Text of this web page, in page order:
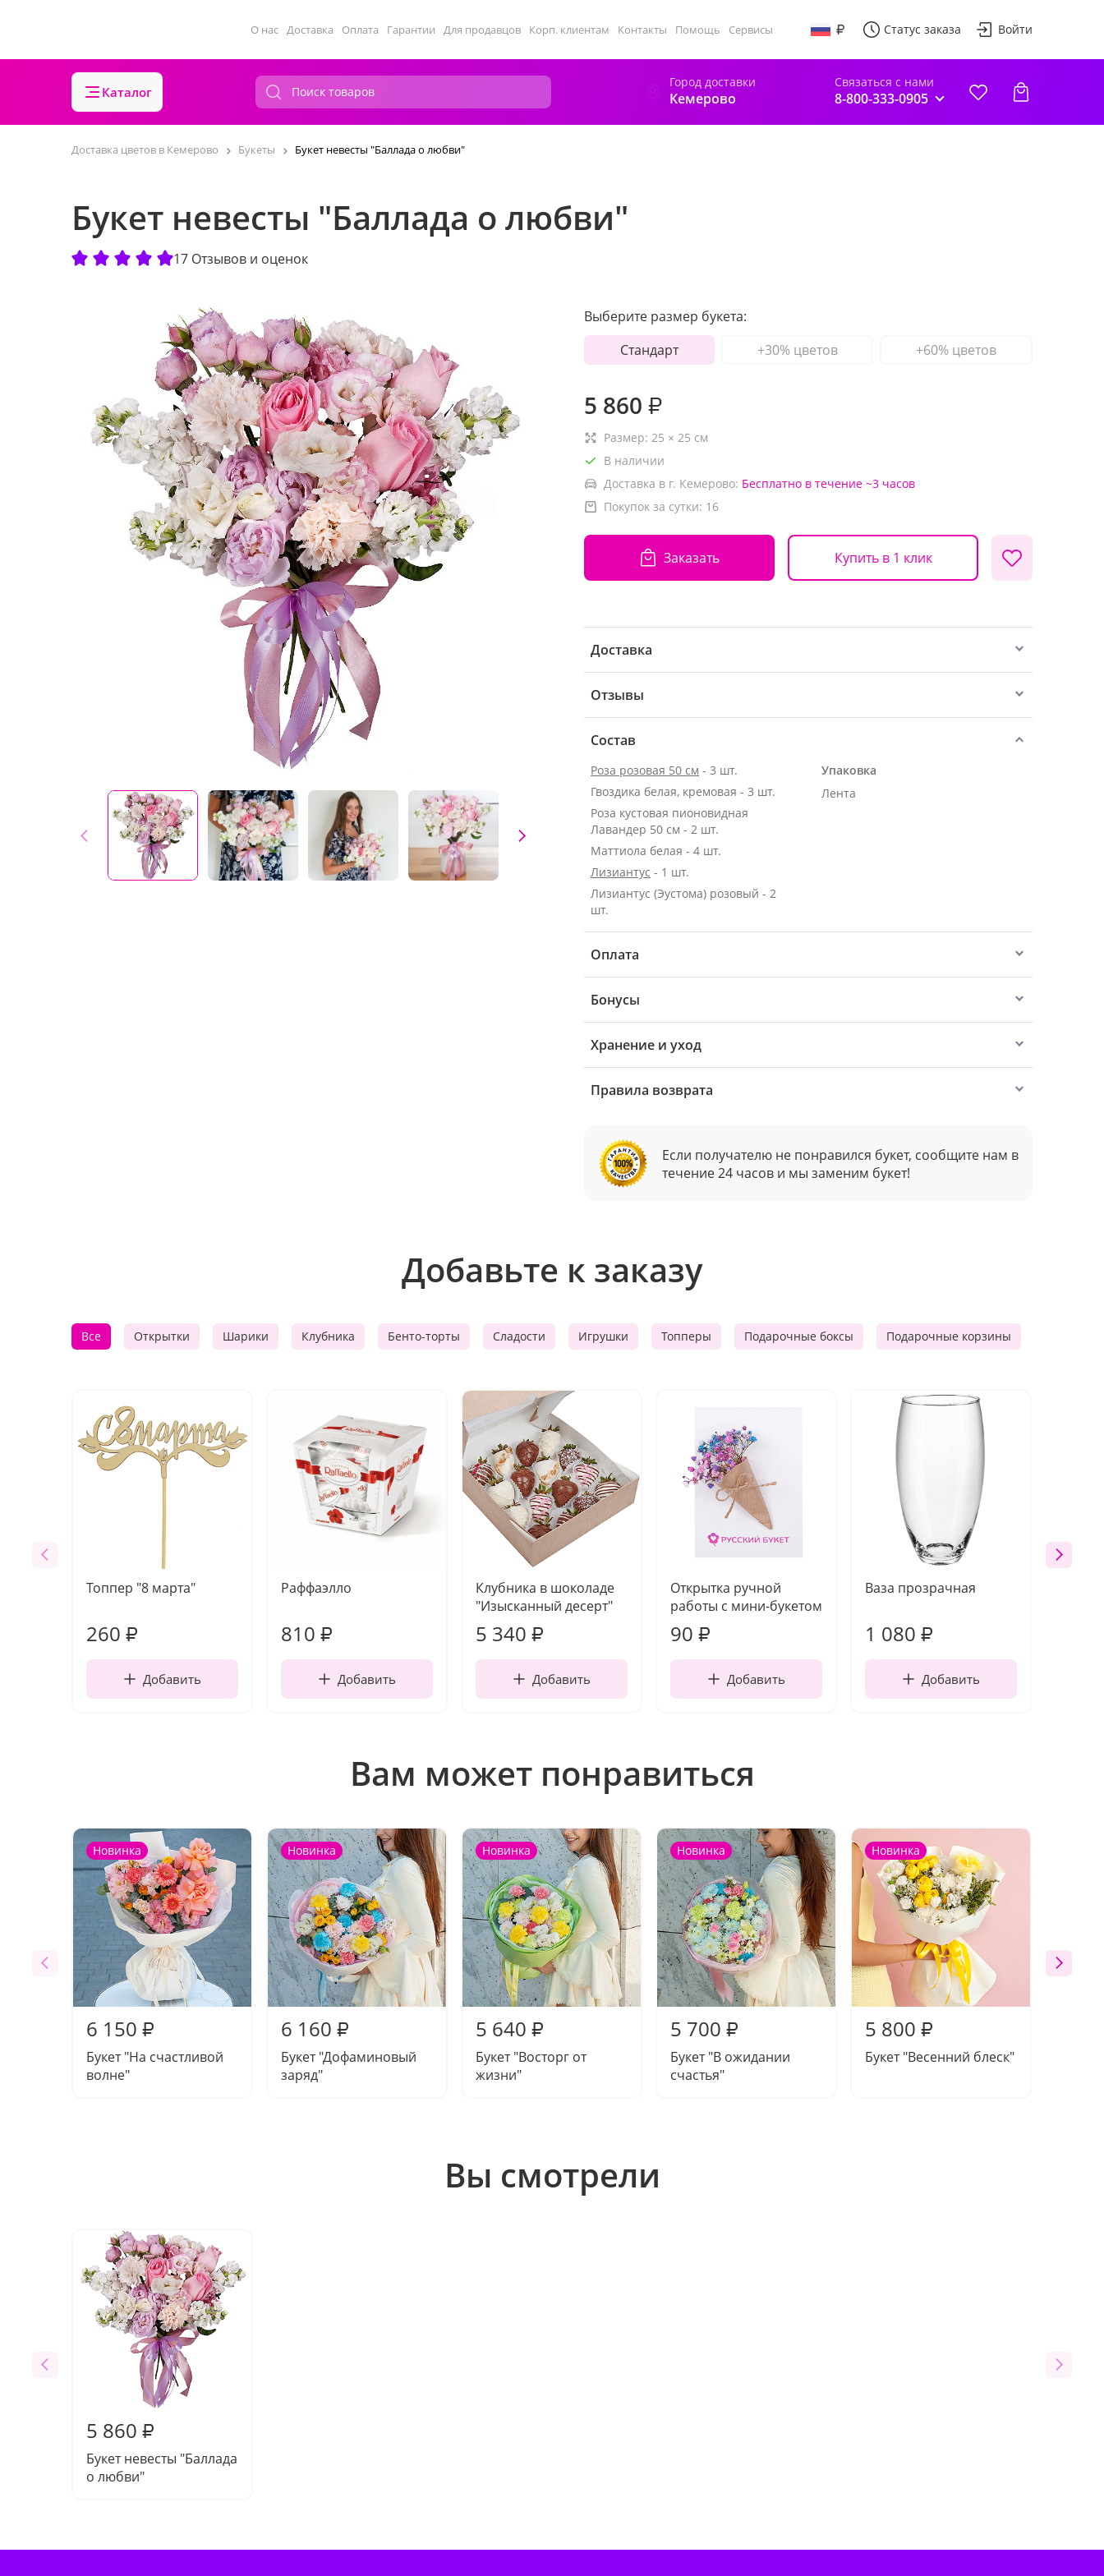
О нас Доставка Оплата Гарантии Для продавцов Корп. клиентам Контакты Помощь Сервисы Статус заказа Войти
Каталог
Город доставки
Кемерово
Связаться с нами
8-800-333-0905
Доставка цветов в Кемерово Букеты Букет невесты "Баллада о любви"
Букет невесты "Баллада о любви"
17 Отзывов и оценок
Выберите размер букета:
Стандарт
+30% цветов +60% цветов
5 860 ₽
Размер: 25 × 25 см
В наличии
Доставка в г. Кемерово: Бесплатно в течение ~3 часов
Покупок за сутки: 16
Заказать Купить в 1 клик
Доставка
Отзывы
Состав
Роза розовая 50 см - 3 шт.
Гвоздика белая, кремовая - 3 шт.
Роза кустовая пионовидная
Лавандер 50 см - 2 шт.
Маттиола белая - 4 шт.
Лизиантус - 1 шт.
Лизиантус (Эустома) розовый - 2
шт.
Упаковка
Лента
Оплата
Бонусы
Хранение и уход
Правила возврата
Если получателю не понравился букет, сообщите нам в
течение 24 часов и мы заменим букет!
Добавьте к заказу
Все Открытки Шарики Клубника Бенто-торты Сладости Игрушки Топперы Подарочные боксы Подарочные корзины
Топпер "8 марта"
260 ₽
Добавить
Раффаэлло
810 ₽
Добавить
Клубника в шоколаде
"Изысканный десерт"
5 340 ₽
Добавить
Открытка ручной
работы с мини-букетом
90 ₽
Добавить
Ваза прозрачная
1 080 ₽
Добавить
Вам может понравиться
Новинка
6 150 ₽
Букет "На счастливой
волне"
Новинка
6 160 ₽
Букет "Дофаминовый
заряд"
Новинка
5 640 ₽
Букет "Восторг от
жизни"
Новинка
5 700 ₽
Букет "В ожидании
счастья"
Новинка
5 800 ₽
Букет "Весенний блеск"
Вы смотрели
5 860 ₽
Букет невесты "Баллада
о любви"